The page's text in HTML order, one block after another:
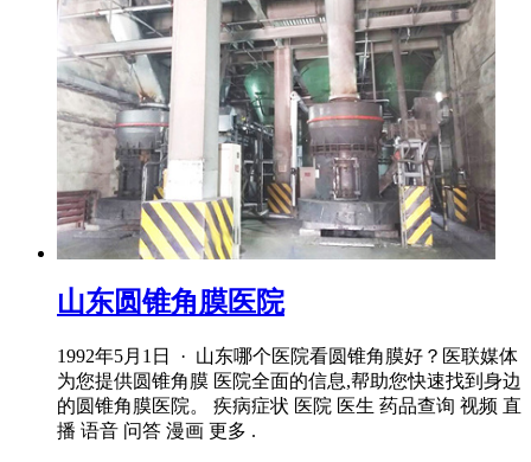
山东圆锥角膜医院
1992年5月1日 · 山东哪个医院看圆锥角膜好？医联媒体
为您提供圆锥角膜 医院全面的信息,帮助您快速找到身边
的圆锥角膜医院。 疾病症状 医院 医生 药品查询 视频 直
播 语音 问答 漫画 更多 .